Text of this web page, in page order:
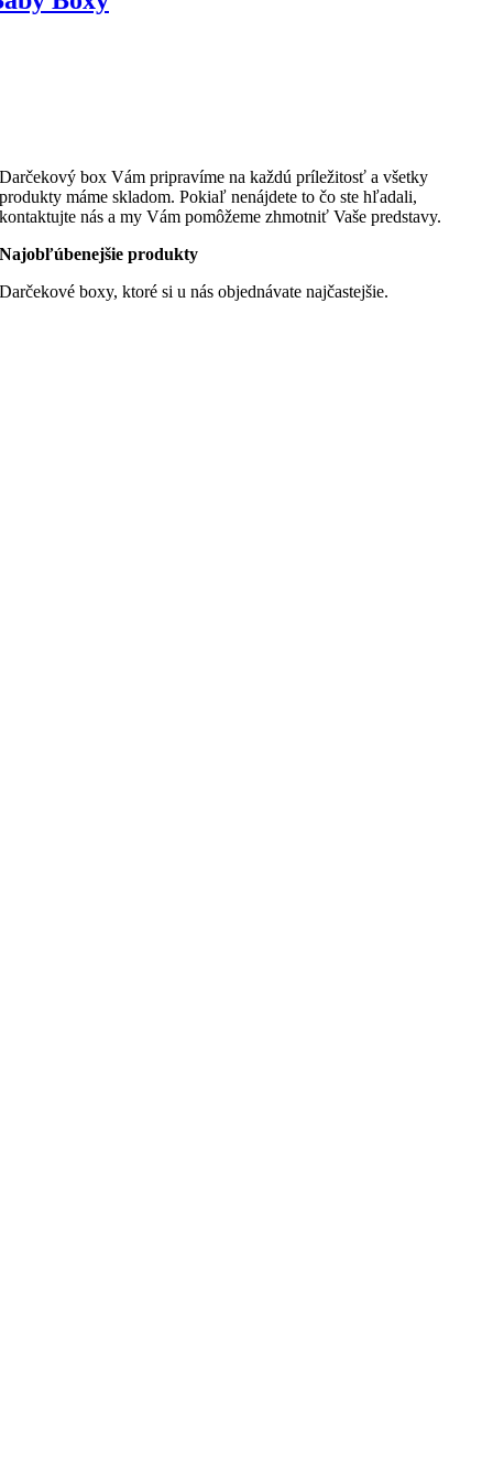
Darčekový box Vám pripravíme na každú príležitosť a všetky
produkty máme skladom. Pokiaľ nenájdete to čo ste hľadali,
kontaktujte nás a my Vám pomôžeme zhmotniť Vaše predstavy.
Najobľúbenejšie produkty
Darčekové boxy, ktoré si u nás objednávate najčastejšie.